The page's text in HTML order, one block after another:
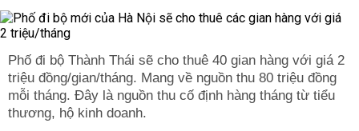
Phố đi bộ Thành Thái sẽ cho thuê 40 gian hàng với giá 2
triệu đồng/gian/tháng. Mang về nguồn thu 80 triệu đồng
mỗi tháng. Đây là nguồn thu cố định hàng tháng từ tiểu
thương, hộ kinh doanh.